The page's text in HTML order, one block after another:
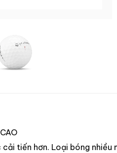
tiến hơn. Loại bóng